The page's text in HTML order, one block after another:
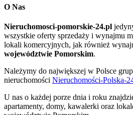
O Nas
Nieruchomosci-pomorskie-24.pl
wszystkie oferty sprzedaży i wynajmu
lokali komercyjnych, jak również
województwie Pomorskim.
Należymy do największej w Polsce
nieruchomości Nieruchomości-Polska-
U nas o każdej porze dnia i roku
apartamenty, domy, kawalerki oraz